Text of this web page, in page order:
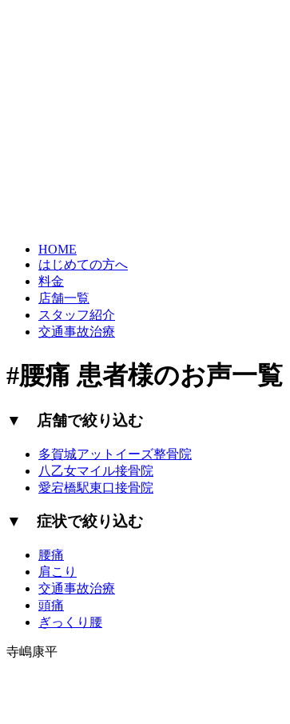
HOME
はじめての方へ
料金
店舗一覧
スタッフ紹介
交通事故治療
#腰痛 患者様のお声一覧
▼ 店舗で絞り込む
多賀城アットイーズ整骨院
八乙女マイル接骨院
愛宕橋駅東口接骨院
▼ 症状で絞り込む
腰痛
肩こり
交通事故治療
頭痛
ぎっくり腰
寺嶋康平